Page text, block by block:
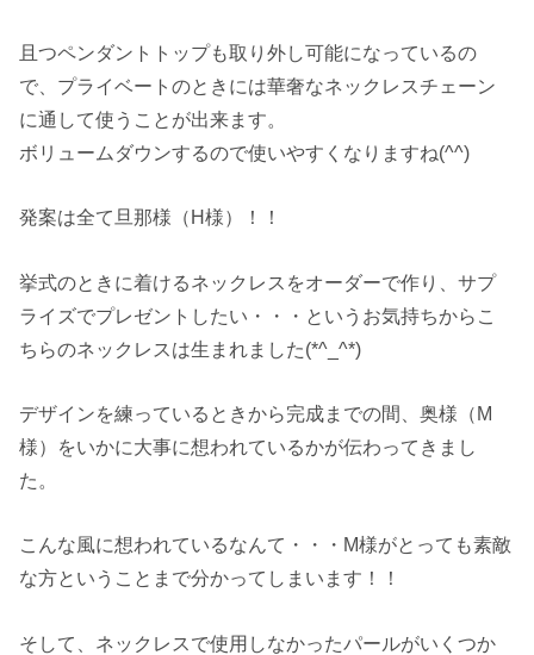
且つペンダントトップも取り外し可能になっているの
で、プライベートのときには華奢なネックレスチェーン
に通して使うことが出来ます。
ボリュームダウンするので使いやすくなりますね(^^)
発案は全て旦那様（H様）！！
挙式のときに着けるネックレスをオーダーで作り、サプ
ライズでプレゼントしたい・・・というお気持ちからこ
ちらのネックレスは生まれました(*^_^*)
デザインを練っているときから完成までの間、奥様（M
様）をいかに大事に想われているかが伝わってきまし
た。
こんな風に想われているなんて・・・M様がとっても素敵
な方ということまで分かってしまいます！！
そして、ネックレスで使用しなかったパールがいくつか